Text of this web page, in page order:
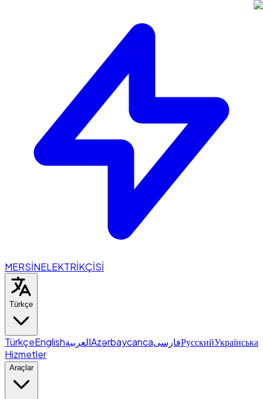
MERSİNELEKTRİKÇİSİ
Türkçe
TürkçeEnglishالعربيةAzərbaycancaفارسیРусскийУкраїнська
Hizmetler
Araçlar